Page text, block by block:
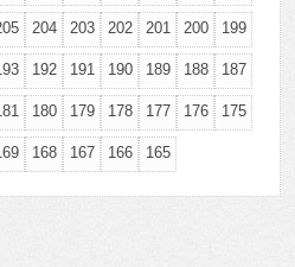
204 203 202 201 200 199
192 191 190 189 188 187
180 179 178 177 176 175
168 167 166 165